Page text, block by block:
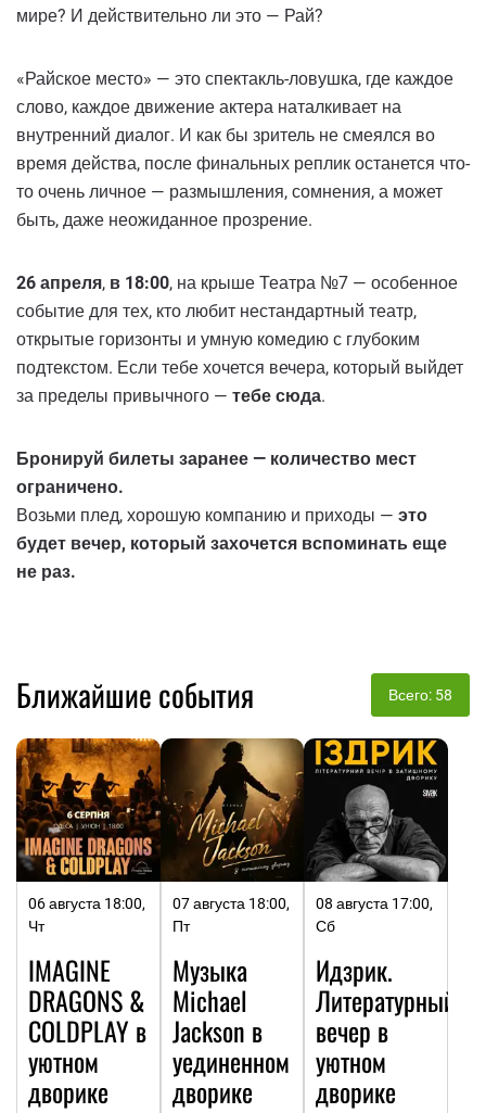
мире? И действительно ли это — Рай?
«Райское место» — это спектакль-ловушка, где каждое
слово, каждое движение актера наталкивает на
внутренний диалог. И как бы зритель не смеялся во
время действа, после финальных реплик останется что-
то очень личное — размышления, сомнения, а может
быть, даже неожиданное прозрение.
26 апреля, в 18:00, на крыше Театра №7 — особенное
событие для тех, кто любит нестандартный театр,
открытые горизонты и умную комедию с глубоким
подтекстом. Если тебе хочется вечера, который выйдет
за пределы привычного — тебе сюда.
Бронируй билеты заранее — количество мест
ограничено.
Возьми плед, хорошую компанию и приходы — это
будет вечер, который захочется вспоминать еще
не раз.
Ближайшие события Всего: 58
06 августа 18:00,
Чт
IMAGINE
DRAGONS &
COLDPLAY в
уютном
дворике
07 августа 18:00,
Пт
Музыка
Michael
Jackson в
уединенном
дворике
08 августа 17:00,
Сб
Идзрик.
Литературный
вечер в
уютном
дворике